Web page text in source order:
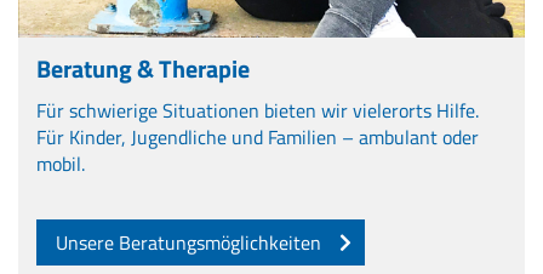
Beratung & Therapie
Für schwierige Situationen bieten wir vielerorts Hilfe.
Für Kinder, Jugendliche und Familien – ambulant oder
mobil.
Unsere Beratungsmöglichkeiten